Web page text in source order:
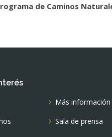
de Caminos
Más información
Sala de prensa